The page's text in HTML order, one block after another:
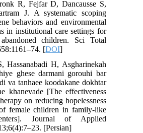
R, Fejfar D, Dancausse S,
J. A systematic scoping
behaviors and environmental
in institutional care settings for
abandoned children. Sci Total
[DOI
Hassanabadi H, Asgharinekah
ghese darmani gorouhi bar
va tanhaee koodakane dokhtar
khanevade [The effectiveness
on reducing hopelessness
of female children in family-like
Journal of Applied
[Persian]